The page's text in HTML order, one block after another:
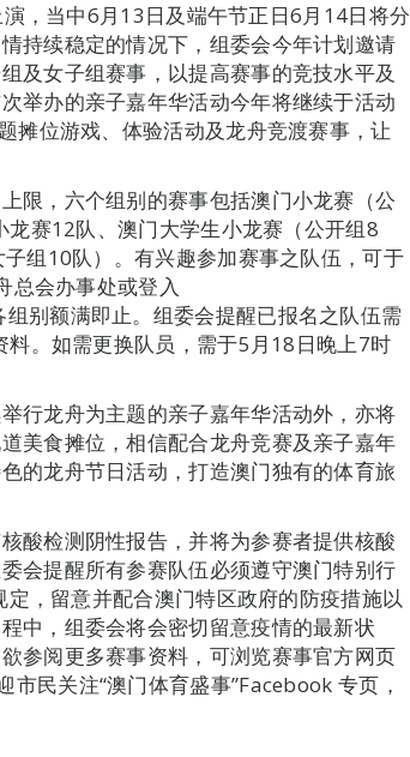
，当中6月13日及端午节正日6月14日将分
持续稳定的情况下，组委会今年计划邀请
及女子组赛事，以提高赛事的竞技水平及
举办的亲子嘉年华活动今年将继续于活动
摊位游戏、体验活动及龙舟竞渡赛事，让
限，六个组别的赛事包括澳门小龙赛（公
赛12队、澳门大学生小龙赛（公开组8
组10队）。有兴趣参加赛事之队伍，可于
总会办事处或登入
别额满即止。组委会提醒已报名之队伍需
。如需更换队员，需于5月18日晚上7时
行龙舟为主题的亲子嘉年华活动外，亦将
美食摊位，相信配合龙舟竞赛及亲子嘉年
的龙舟节日活动，打造澳门独有的体育旅
酸检测阴性报告，并将为参赛者提供核酸
会提醒所有参赛队伍必须遵守澳门特别行
，留意并配合澳门特区政府的防疫措施以
中，组委会将会密切留意疫情的最新状
参阅更多赛事资料，可浏览赛事官方网页
民关注“澳门体育盛事”Facebook 专页，